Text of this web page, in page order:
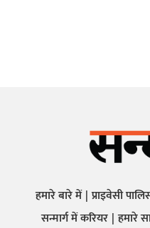
हमारे बारे में प्राइवेसी
सन्मार्ग में करियर हमारे